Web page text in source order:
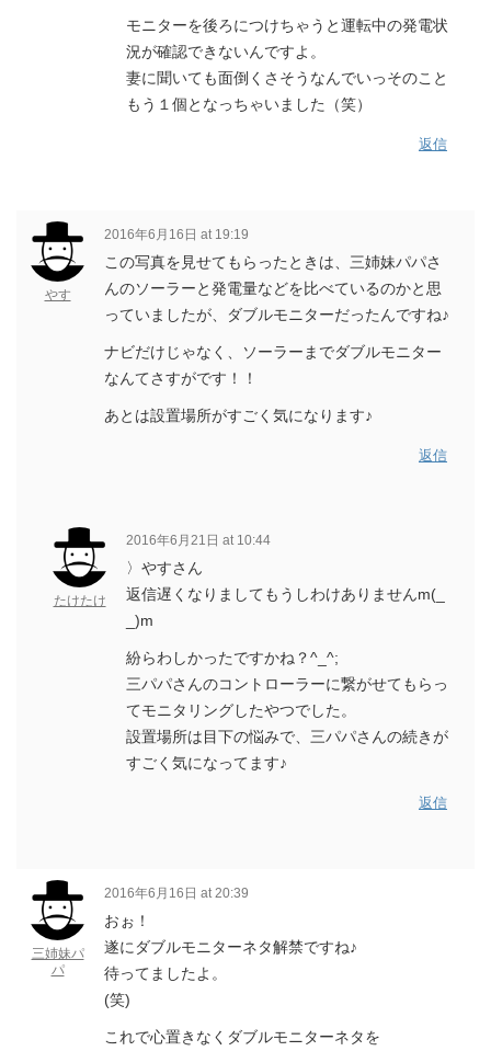
モニターを後ろにつけちゃうと運転中の発電状
況が確認できないんですよ。
妻に聞いても面倒くさそうなんでいっそのこと
もう１個となっちゃいました（笑）
返信
やす
2016年6月16日 at 19:19
この写真を見せてもらったときは、三姉妹パパさ
んのソーラーと発電量などを比べているのかと思
っていましたが、ダブルモニターだったんですね♪
ナビだけじゃなく、ソーラーまでダブルモニター
なんてさすがです！！
あとは設置場所がすごく気になります♪
返信
たけたけ
2016年6月21日 at 10:44
〉やすさん
返信遅くなりましてもうしわけありませんm(_
_)m
紛らわしかったですかね？^_^;
三パパさんのコントローラーに繋がせてもらっ
てモニタリングしたやつでした。
設置場所は目下の悩みで、三パパさんの続きが
すごく気になってます♪
返信
三姉妹パ
パ
2016年6月16日 at 20:39
おぉ！
遂にダブルモニターネタ解禁ですね♪
待ってましたよ。
(笑)
これで心置きなくダブルモニターネタを